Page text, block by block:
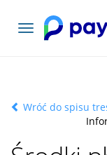
Toggle
navigation
Wróć do spisu